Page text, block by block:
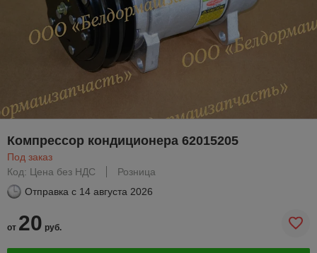
Компрессор кондиционера 62015205
Под заказ
Код: Цена без НДС
Розница
Отправка с 14 августа 2026
от 20 руб.